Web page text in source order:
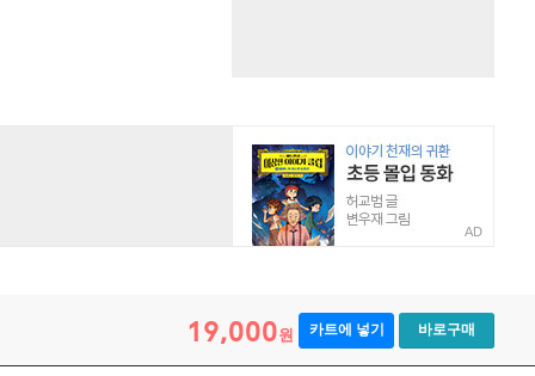
AD
19,000원 카트에 넣기 바로구매